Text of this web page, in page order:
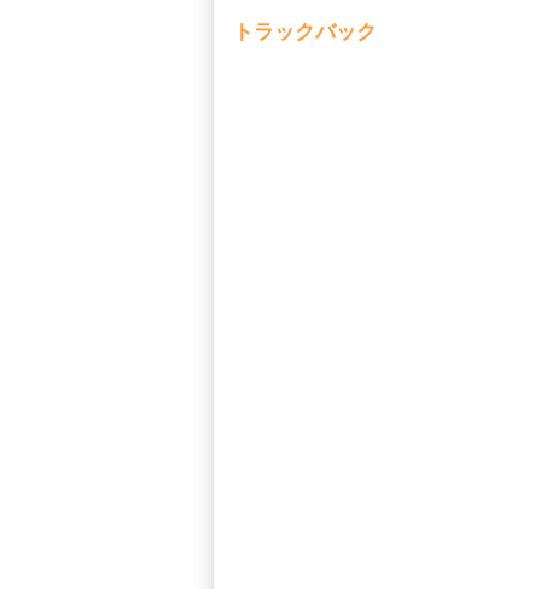
トラックバック